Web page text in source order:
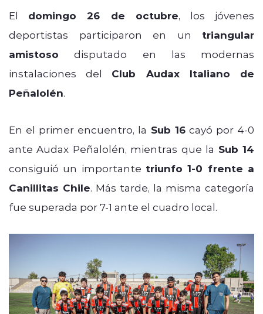
El domingo 26 de octubre, los jóvenes
deportistas participaron en un triangular
amistoso disputado en las modernas
instalaciones del Club Audax Italiano de
Peñalolén.
En el primer encuentro, la Sub 16cayó por 4-0
ante Audax Peñalolén, mientras que la Sub 14
consiguió un importante triunfo 1-0 frente a
Canillitas Chile. Más tarde, la misma categoría
fue superada por 7-1 ante el cuadro local.